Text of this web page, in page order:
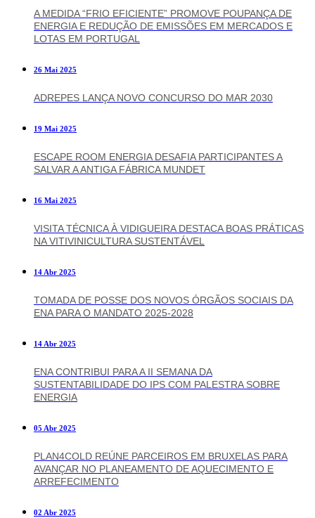
A MEDIDA “FRIO EFICIENTE” PROMOVE POUPANÇA DE
ENERGIA E REDUÇÃO DE EMISSÕES EM MERCADOS E
LOTAS EM PORTUGAL
26 Mai 2025
ADREPES LANÇA NOVO CONCURSO DO MAR 2030
19 Mai 2025
ESCAPE ROOM ENERGIA DESAFIA PARTICIPANTES A
SALVAR A ANTIGA FÁBRICA MUNDET
16 Mai 2025
VISITA TÉCNICA À VIDIGUEIRA DESTACA BOAS PRÁTICAS
NA VITIVINICULTURA SUSTENTÁVEL
14 Abr 2025
TOMADA DE POSSE DOS NOVOS ÓRGÃOS SOCIAIS DA
ENA PARA O MANDATO 2025-2028
14 Abr 2025
ENA CONTRIBUI PARA A II SEMANA DA
SUSTENTABILIDADE DO IPS COM PALESTRA SOBRE
ENERGIA
05 Abr 2025
PLAN4COLD REÚNE PARCEIROS EM BRUXELAS PARA
AVANÇAR NO PLANEAMENTO DE AQUECIMENTO E
ARREFECIMENTO
02 Abr 2025